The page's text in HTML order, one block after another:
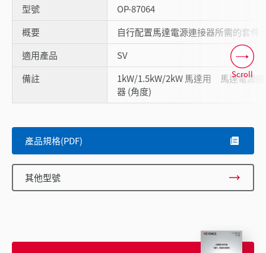
型號
OP-87064
概要
自行配置馬達電源連接器所需的套件
適用產品
SV
備註
1kW/1.5kW/2kW 馬達用 馬達電源
器 (角度)
Scroll
產品規格(PDF)
其他型號